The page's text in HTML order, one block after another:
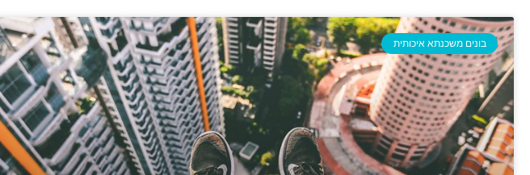
בונים משכנתא איכותית